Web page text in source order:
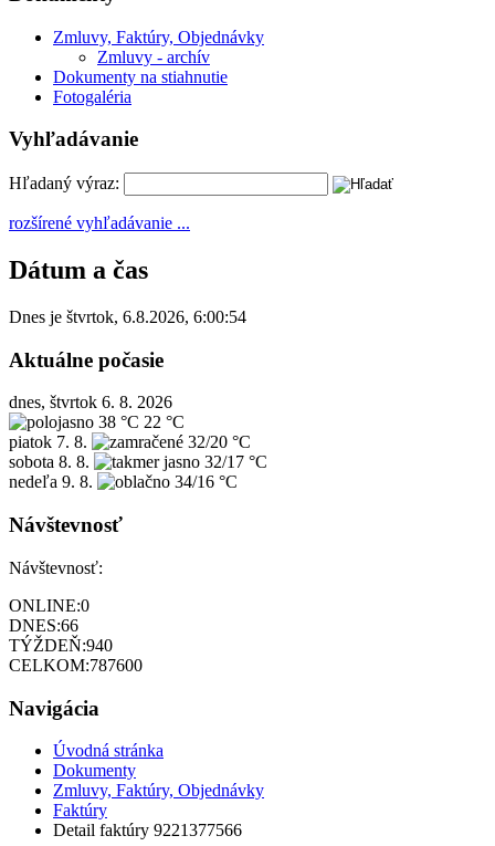
Zmluvy, Faktúry, Objednávky
Zmluvy - archív
Dokumenty na stiahnutie
Fotogaléria
Vyhľadávanie
Hľadaný výraz:
rozšírené vyhľadávanie ...
Dátum a čas
Dnes je štvrtok, 6.8.2026, 6:00:54
Aktuálne počasie
dnes, štvrtok 6. 8. 2026
38 °C 22 °C
piatok 7. 8.
32/20 °C
sobota 8. 8.
32/17 °C
nedeľa 9. 8. 34/16 °C
Návštevnosť
Návštevnosť:
ONLINE:0
DNES:66
TÝŽDEŇ:940
CELKOM:787600
Navigácia
Úvodná stránka
Dokumenty
Zmluvy, Faktúry, Objednávky
Faktúry
Detail faktúry 9221377566